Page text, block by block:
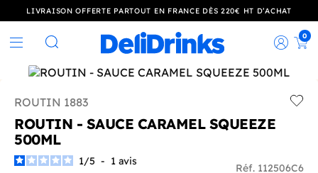
LIVRAISON OFFERTE PARTOUT EN FRANCE DÈS 220€ HT D’ACHAT
Rechercher
0
ROUTIN 1883
ROUTIN - SAUCE CARAMEL SQUEEZE
500ML
1/5 - 1 avis
Réf. 112506C6